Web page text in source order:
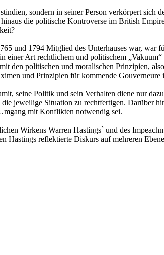
sondern in seiner Person verkörpert
die politische Kontroverse im British
und 1794 Mitglied des Unterhauses war, war
einer Art rechtlichem und politischem
den politischen und moralischen Prinzipien,
und Prinzipien für kommende Gouverneure
seine Politik und sein Verhalten diene nur
jeweilige Situation zu rechtfertigen. Darüber
mit Konflikten notwendig sei.
Wirkens Warren Hastings` und des
Hastings reflektierte Diskurs auf mehreren